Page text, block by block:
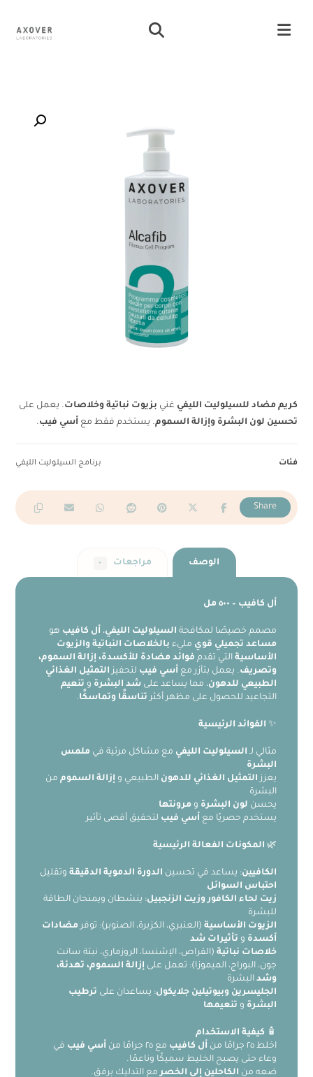
كريم مضاد للسيلوليت الليفي غني بزيوت نباتية وخلاصات. يعمل على
تحسين لون البشرة وإزالة السموم. يستخدم فقط مع أسي فيب.
فئات برنامج السيلوليت الليفي
الوصف مراجعات ٠
أل كافيب – ٥٠٠ مل
مصمم خصيصًا لمكافحة السيلوليت الليفي، أل كافيب هو
مساعد تجميلي قوي مليء بالخلاصات النباتية والزيوت
الأساسية التي تقدم فوائد مضادة للأكسدة، إزالة السموم،
وتصريف. يعمل بتآزر مع أسي فيب لتحفيز التمثيل الغذائي
الطبيعي للدهون، مما يساعد علىشد البشرة و تنعيم
التجاعيد للحصول على مظهر أكثر تناسقًا وتماسكًا.
✨ الفوائد الرئيسية
مثالي لـ السيلوليت الليفي مع مشاكل مرئية في ملمس
البشرة
يعزز التمثيل الغذائي للدهون الطبيعي و إزالة السموم من
البشرة
يحسن لون البشرة و مرونتها
يستخدم حصريًا مع أسي فيب لتحقيق أقصى تأثير
🌿 المكونات الفعالة الرئيسية
الكافيين: يساعد في تحسين الدورة الدموية الدقيقة وتقليل
احتباس السوائل
زيت لحاء الكافور وزيت الزنجبيل: ينشطان ويمنحان الطاقة
للبشرة
الزيوت الأساسية (العنبري، الكزبرة، الصنوبر): توفر مضادات
أكسدة و تأثيرات شد
خلاصات نباتية (القراص، الإشنسا، الروزماري، نبتة سانت
جون، البوراج، الميموزا): تعمل على إزالة السموم، تهدئة،
وشد البشرة
الجليسرين وبيوتيلين جلايكول: يساعدان على ترطيب
البشرة و تنعيمها
🧴 كيفية الاستخدام
اخلط ٢٥ جرامًا من
أل كافيب مع ٢٥ جرامًا من أسي فيب في
وعاء حتى يصبح الخليط سميكًا وناعمًا.
ضعه من الكاحلين إلى الخصرمع التدليك برفق.